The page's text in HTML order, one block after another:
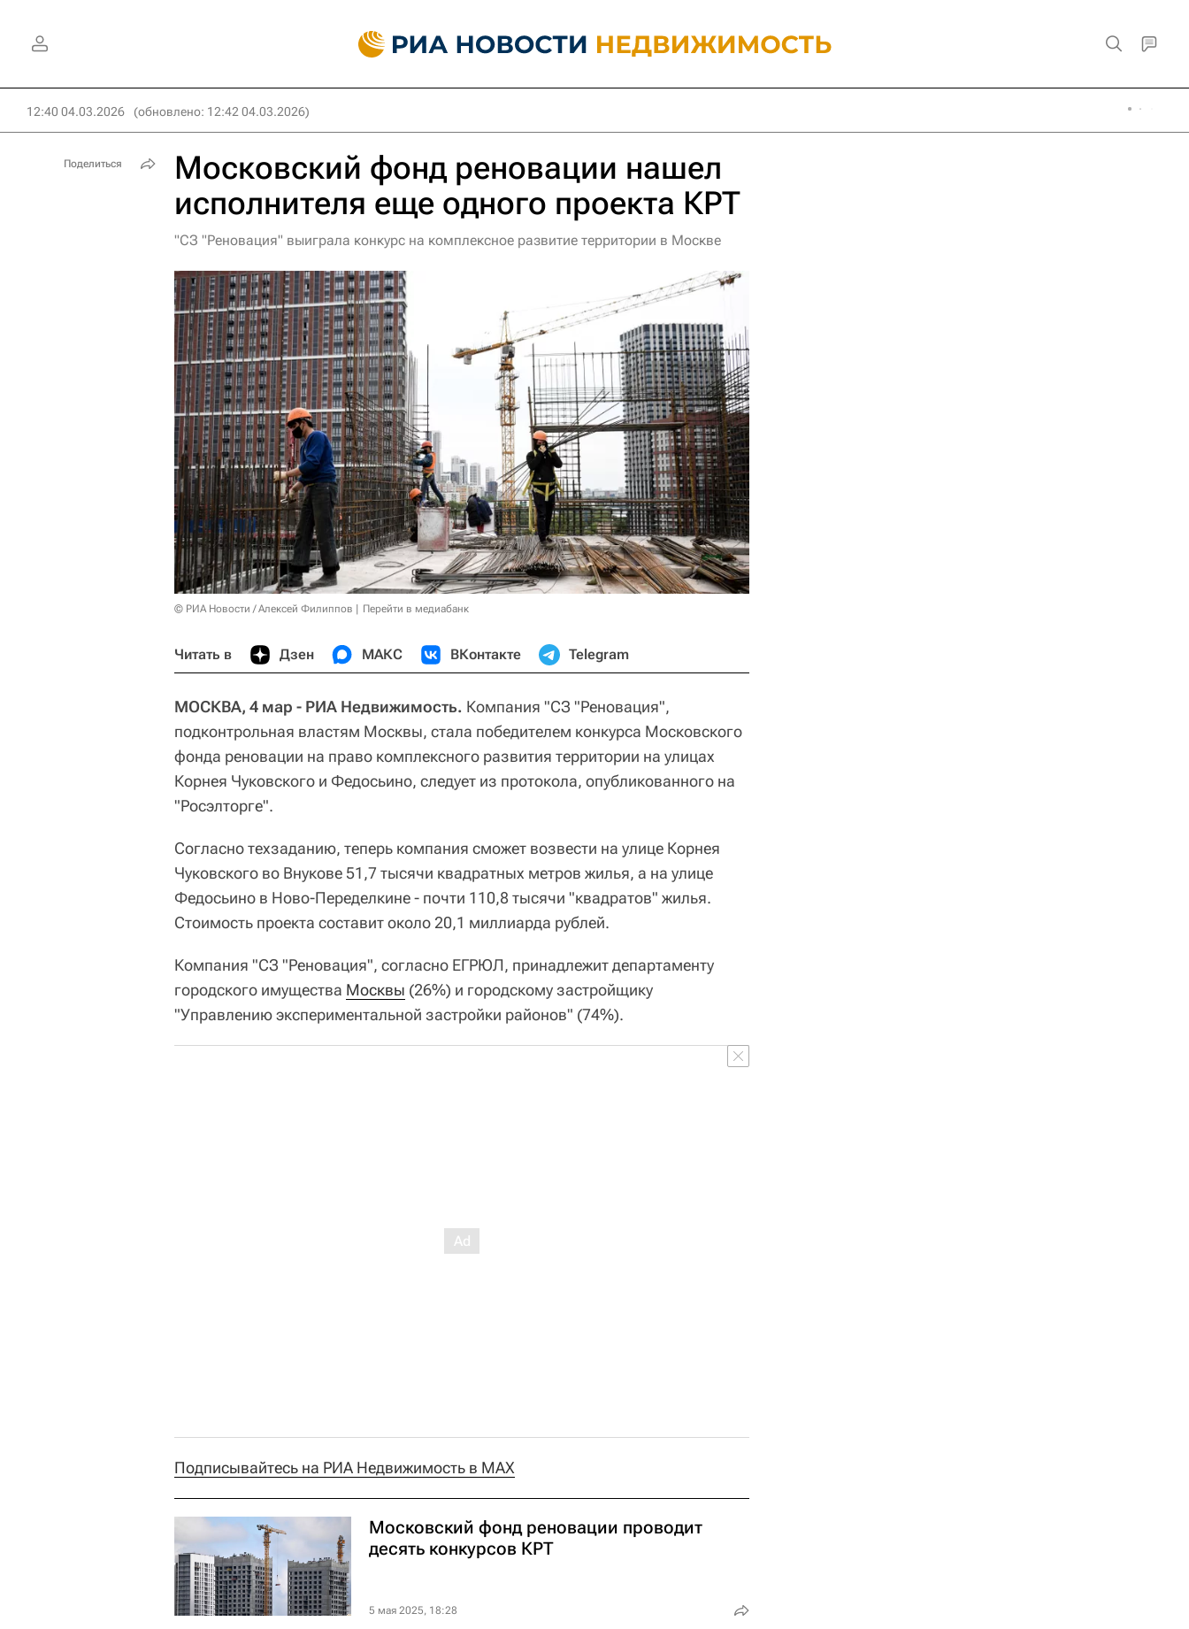
12:40 04.03.2026 (обновлено: 12:42 04.03.2026)
Московский фонд реновации нашел
исполнителя еще одного проекта КРТ
"СЗ "Реновация" выиграла конкурс на комплексное развитие территории в Москве
© РИА Новости / Алексей Филиппов Перейти в медиабанк
Читать в Дзен МАКС ВКонтакте Telegram
МОСКВА, 4 мар - РИА Недвижимость. Компания "СЗ "Реновация",
подконтрольная властям Москвы, стала победителем конкурса Московского
фонда реновации на право комплексного развития территории на улицах
Корнея Чуковского и Федосьино, следует из протокола, опубликованного на
"Росэлторге".
Согласно техзаданию, теперь компания сможет возвести на улице Корнея
Чуковского во Внукове 51,7 тысячи квадратных метров жилья, а на улице
Федосьино в Ново-Переделкине - почти 110,8 тысячи "квадратов" жилья.
Стоимость проекта составит около 20,1 миллиарда рублей.
Компания "СЗ "Реновация", согласно ЕГРЮЛ, принадлежит департаменту
городского имущества Москвы (26%) и городскому застройщику
"Управлению экспериментальной застройки районов" (74%).
Подписывайтесь на РИА Недвижимость в MAX
Московский фонд реновации проводит
десять конкурсов КРТ
5 мая 2025, 18:28
Поделиться